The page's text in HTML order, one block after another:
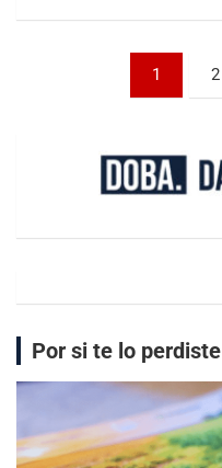
1 2
Por si te lo perdiste